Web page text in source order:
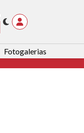
Fotogalerias